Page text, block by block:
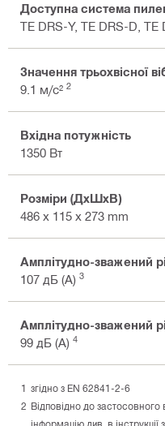
Доступна система
TE DRS-Y, TE DRS-D, TE
Значення трьохвісної
9.1 м/с² 2
Вхідна потужність
1350 Вт
Розміри (ДхШхВ)
486 x 115 x 273 mm
Амплітудно-зважений
107 дБ (A) 3
Амплітудно-зважений
99 дБ (A) 4
згідно з EN 62841-2-6
Відповідно до